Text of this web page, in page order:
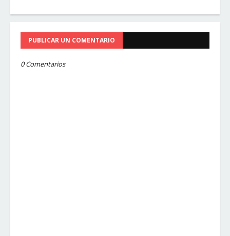
PUBLICAR UN COMENTARIO
0 Comentarios